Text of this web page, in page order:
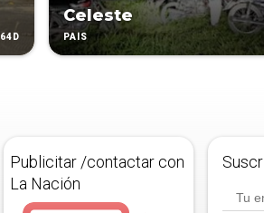
64D
Celeste
PAÍS
Publicitar /contactar con
La Nación